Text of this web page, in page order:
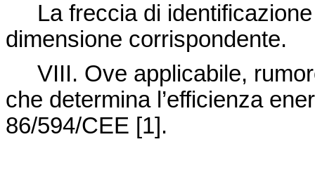
La freccia di identificazione
dimensione corrispondente.
VIII. Ove applicabile,
che determina l’efficienza
86/594/CEE [1].